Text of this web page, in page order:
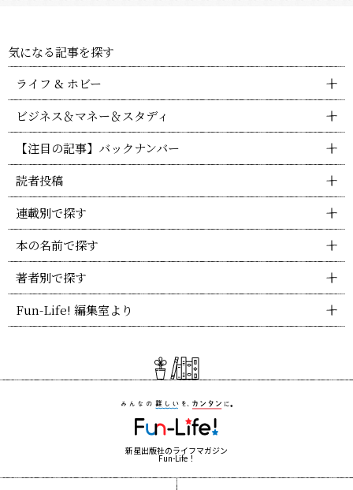
気になる記事を探す
ライフ & ホビー
ビジネス＆マネー＆スタディ
【注目の記事】バックナンバー
読者投稿
連載別で探す
本の名前で探す
著者別で探す
Fun-Life! 編集室より
新星出版社のライフマガジン
Fun-Life！